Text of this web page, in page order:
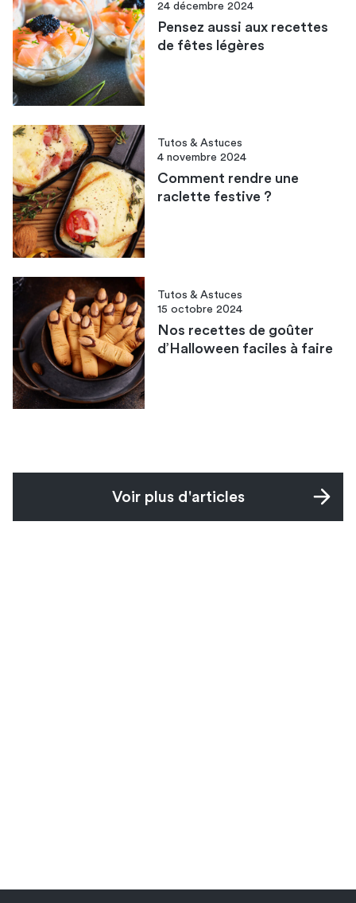
24 décembre 2024
Pensez aussi aux recettes
de fêtes légère​s
Tutos & Astuces
4 novembre 2024
Comment rendre une
raclette festive​ ?
Tutos & Astuces
15 octobre 2024
Nos recettes de goûter
d’Halloween faciles à faire
Voir plus d'articles